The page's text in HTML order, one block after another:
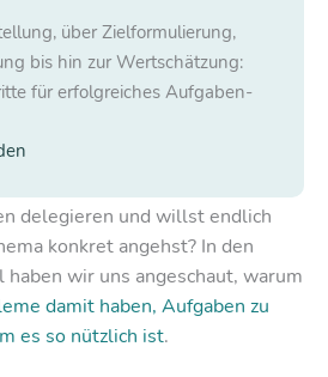
über Zielformulierung,
bis hin zur Wertschätzung:
für erfolgreiches Aufgaben-
delegieren und willst endlich
konkret angehst? In den
wir uns angeschaut, warum
damit haben, Aufgaben zu
es so nützlich ist.